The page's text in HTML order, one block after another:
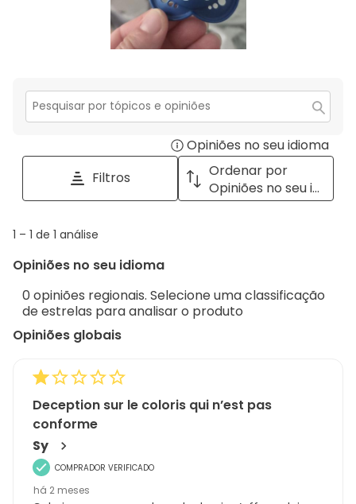
Secção
Opiniões no seu idioma
a
with
Filtros
Ordenar por
Opiniões no seu idioma
1
1
análise
1 – 1 de 1 análise
Opiniões no seu idioma
0 opiniões regionais. Selecione uma classificação
de estrelas para analisar o produto
Opiniões globais
Deception sur le coloris qui n’est pas
conforme
Sy
COMPRADOR VERIFICADO
há 2 meses